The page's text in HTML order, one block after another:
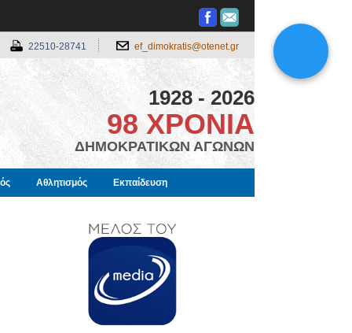
22510-28741 ef_dimokratis@otenet.gr
1928 - 2026
98 ΧΡΟΝΙΑ
ΔΗΜΟΚΡΑΤΙΚΩΝ ΑΓΩΝΩΝ
Αθλητισμός Εκπαίδευση